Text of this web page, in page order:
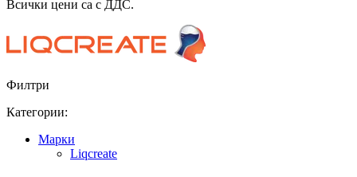
Всички цени са с ДДС.
Филтри
Категории:
Mарки
Liqcreate